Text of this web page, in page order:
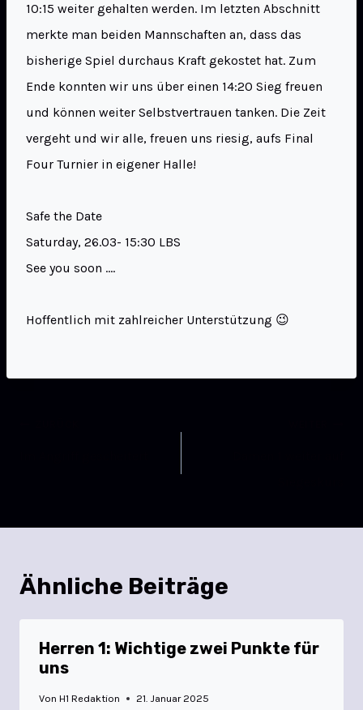
10:15 weiter gehalten werden. Im letzten Abschnitt
merkte man beiden Mannschaften an, dass das
bisherige Spiel durchaus Kraft gekostet hat. Zum
Ende konnten wir uns über einen 14:20 Sieg freuen
und können weiter Selbstvertrauen tanken. Die Zeit
vergeht und wir alle, freuen uns riesig, aufs Final
Four Turnier in eigener Halle!
Safe the Date
Saturday, 26.03- 15:30 LBS
See you soon ….
Hoffentlich mit zahlreicher Unterstützung 😉
Ähnliche Beiträge
Herren 1: Wichtige zwei Punkte für
uns
Von H1 Redaktion 21. Januar 2025